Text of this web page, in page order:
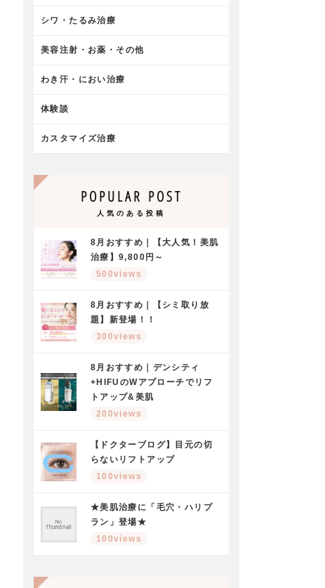
シワ・たるみ治療
美容注射・お薬・その他
わき汗・におい治療
体験談
カスタマイズ治療
POPULAR POST
人気のある投稿
8月おすすめ｜【大人気！美肌
治療】9,800円～
500views
8月おすすめ｜【シミ取り放
題】新登場！！
300views
8月おすすめ｜デンシティ
+HIFUのWアプローチでリフ
トアップ&美肌
200views
【ドクターブログ】目元の切
らないリフトアップ
100views
★美肌治療に「毛穴・ハリプ
ラン」登場★
100views